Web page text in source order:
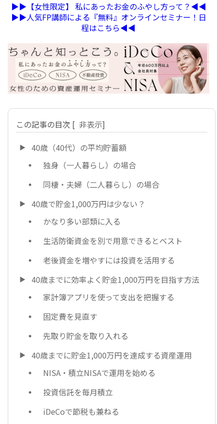
▶︎▶︎【女性限定】 私にあったお金のふやし方って？◀︎◀︎
▶︎▶︎人気FP講師による『無料』オンラインセミナー！日
程はこちら◀︎◀︎
この記事の目次 [ 非表示]
40歳（40代）の平均貯蓄額
独身（一人暮らし）の場合
同棲・夫婦（二人暮らし）の場合
40歳で貯金1,000万円は少ない？
かなり多い部類に入る
生活防衛資金を別で用意できるとベスト
老後資金を増やすには投資を活用する
40歳までに効率よく貯金1,000万円を目指す方法
家計簿アプリを使って支出を把握する
固定費を見直す
先取り貯金を取り入れる
40歳までに貯金1,000万円を達成する資産運用
NISA・積立NISAで運用を始める
投資信託を毎月積立
iDeCoで節税も兼ねる